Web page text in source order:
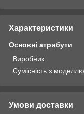
Характеристики
Основні атрибути
Виробник
Сумісність з моделлю
Умови доставки